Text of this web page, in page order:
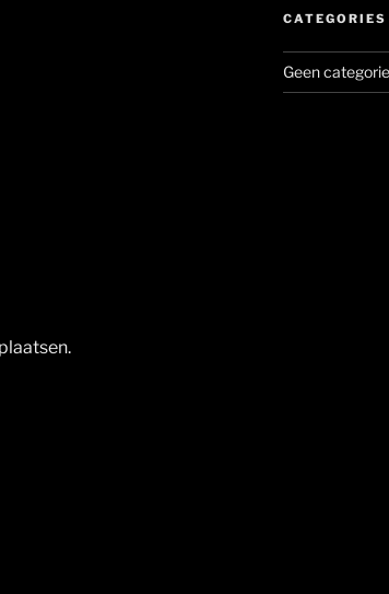
CATEGORIES
Geen